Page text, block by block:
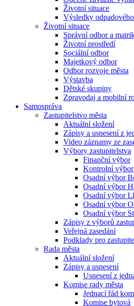
Životní situace
Výsledky
Životní situace
Správní odbor a
Životní prostředí
Sociální odbor
Majetkový odbor
Odbor rozvoje města
Výstavba
Dětské skupiny
Zpravodaj a mobilní
Samospráva
Zastupitelstvo města
Aktuální složení
Zápisy a usnesení z
Video záznamy ze
Výbory zastupitelstva
Finanční výbor
Kontrolní výbor
Osadní výbor
Osadní výbor
Osadní výbor
Osadní výbor
Osadní výbor
Zápisy z výborů
Veřejná zasedání
Podklady pro
Rada města
Aktuální složení
Zápisy a usnesení
Usnesení z
Komise rady města
Jednací řád
Komise bytová